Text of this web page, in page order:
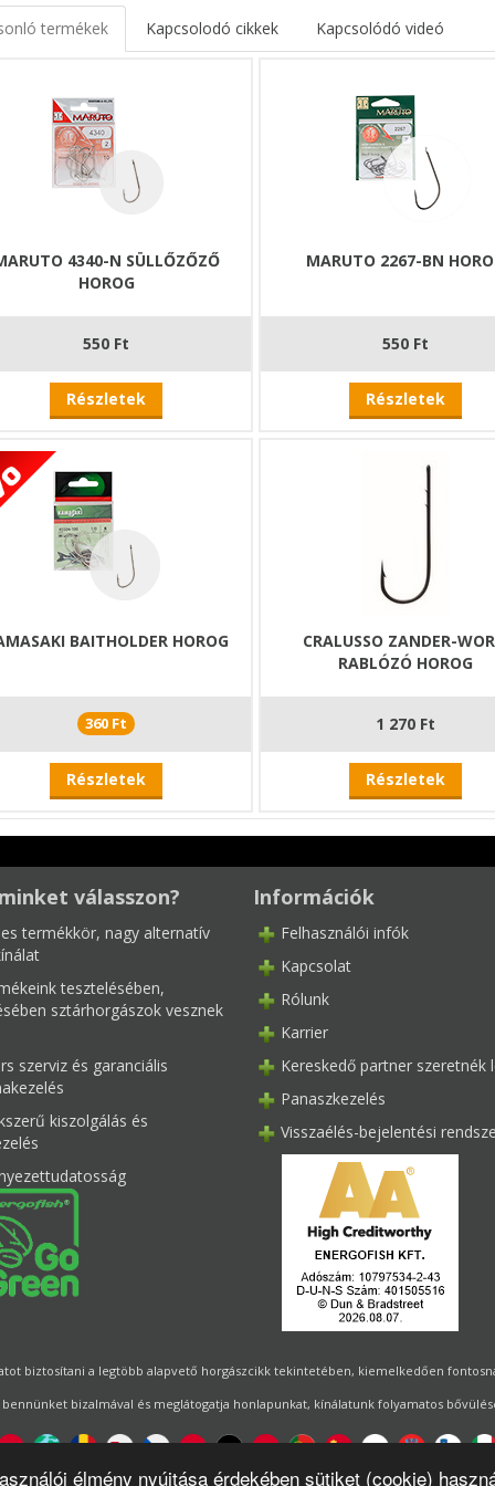
élmény nyújtása érdekében sütiket (cookie)
termékek Kapcsolodó cikkek Kapcsolódó videó
4340-N SÜLLŐZŐZŐ
HOROG
550 Ft
Részletek
MARUTO 2267-BN
550 Ft
Részletek
BAITHOLDER HOROG
360 Ft
Részletek
CRALUSSO ZANDER-
RABLÓZÓ HOROG
1 270 Ft
Részletek
válasszon?
termékkör, nagy alternatív
tesztelésében,
sztárhorgászok vesznek
szerviz és garanciális
kiszolgálás és
Információk
Felhasználói infók
Kapcsolat
Rólunk
Karrier
Kereskedő partner szeretnék
Panaszkezelés
Visszaélés-bejelentési
biztosítani a legtöbb alapvető horgászcikk tekintetében, kiemelkedően
bizalmával és meglátogatja honlapunkat, kínálatunk folyamatos